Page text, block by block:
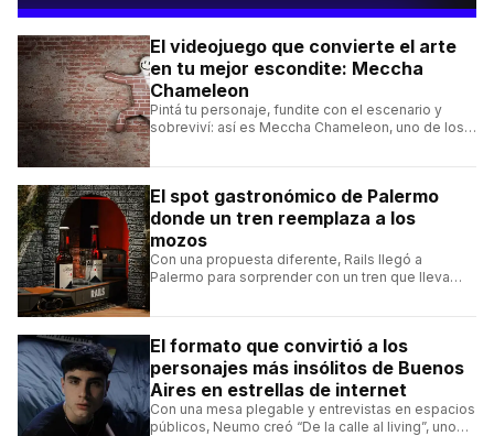
El videojuego que convierte el arte
en tu mejor escondite: Meccha
Chameleon
Pintá tu personaje, fundite con el escenario y
sobreviví: así es Meccha Chameleon, uno de los
El spot gastronómico de Palermo
donde un tren reemplaza a los
mozos
Con una propuesta diferente, Rails llegó a
Palermo para sorprender con un tren que lleva
El formato que convirtió a los
personajes más insólitos de Buenos
Aires en estrellas de internet
Con una mesa plegable y entrevistas en espacios
públicos, Neumo creó “De la calle al living”, uno